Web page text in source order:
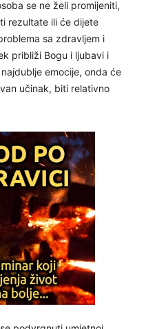
se ne želi promijeniti,
rezultate ili će dijete
sa zdravljem i
približi Bogu i ljubavi i
emocije, onda će
učinak, biti relativno